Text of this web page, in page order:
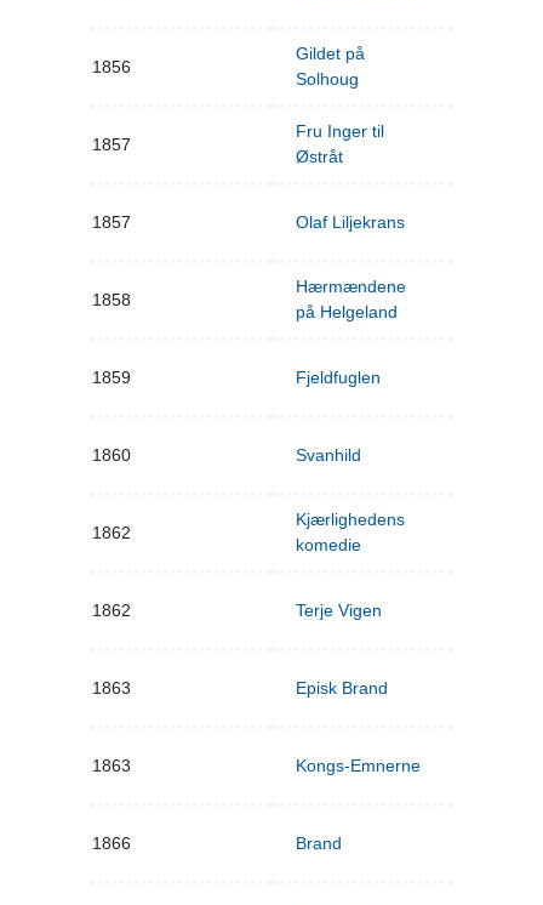
1856
Gildet på
Solhoug
1857
Fru Inger til
Østråt
1857 Olaf Liljekrans
1858
Hærmændene
på Helgeland
1859 Fjeldfuglen
1860 Svanhild
1862
Kjærlighedens
komedie
1862 Terje Vigen
1863 Episk Brand
1863 Kongs-Emnerne
1866 Brand